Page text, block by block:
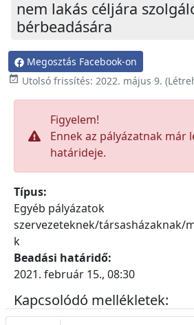
nem lakás céljára
bérbeadására
Megosztás Facebook-on
 Utolsó frissítés: 2022. május 9.
Figyelem!
Ennek az pályázatnak már
határideje.
Típus:
Egyéb pályázatok
szervezeteknek/társasházaknak/
k
Beadási határidő:
2021. február 15., 08:30
Kapcsolódó mellékletek: